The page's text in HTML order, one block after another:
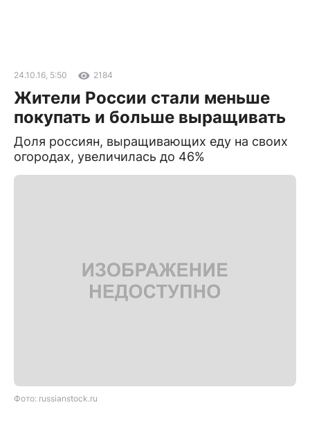
24.10.16, 5:50 2184
Жители России стали меньше
покупать и больше выращивать
Доля россиян, выращивающих еду на своих
огородах, увеличилась до 46%
Фото: russianstock.ru